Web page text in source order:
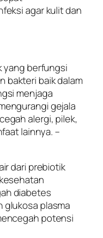
agar kulit dan
yang berfungsi
bakteri baik dalam
menjaga
gejala
alergi, pilek,
lainnya. –
dari prebiotik
diabetes
glukosa plasma
potensi